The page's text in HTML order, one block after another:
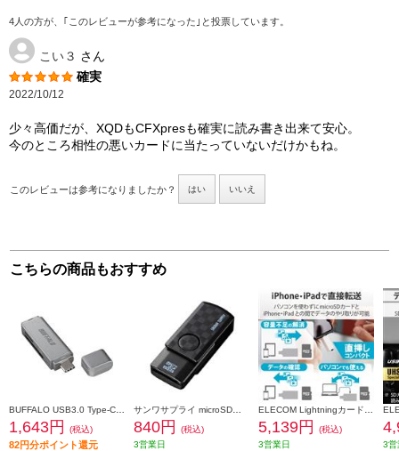
4人の方が、｢このレビューが参考になった｣と投票しています。
こい３ さん
確実
2022/10/12
少々高価だが、XQDもCFXpresも確実に読み書き出来て安心。
今のところ相性の悪いカードに当たっていないだけかもね。
このレビューは参考になりましたか？ はい いいえ
こちらの商品もおすすめ
1,643円 (税込)
82円分ポイント還元
840円
(税込)
3営業日
5,139円
(税込)
3営業日
3営